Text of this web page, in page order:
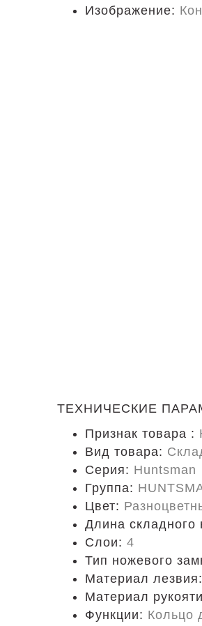
Изображение:
ТЕХНИЧЕСКИЕ
Признак товара :
Вид товара:
Серия: Huntsman
Группа:
Цвет:
Длина
Слои: 4
Тип ножевого
Материал лезвия:
Материал
Функции: Кольцо